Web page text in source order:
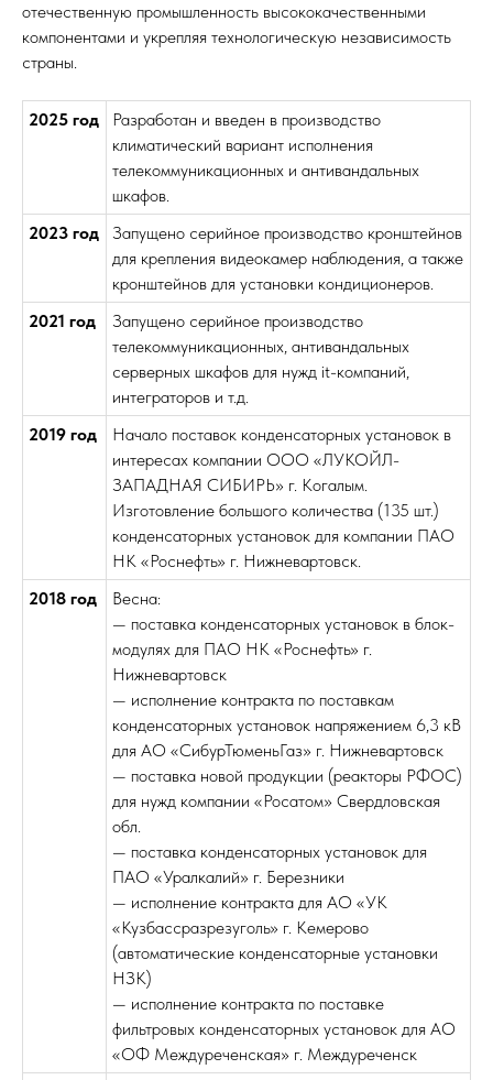
отечественную промышленность высококачественными
компонентами и укрепляя технологическую независимость
страны.
2025 год
Разработан и введен в производство
климатический вариант исполнения
телекоммуникационных и антивандальных
шкафов.
2023 год
Запущено серийное производство кронштейнов
для крепления видеокамер наблюдения, а также
кронштейнов для установки кондиционеров.
2021 год
Запущено серийное производство
телекоммуникационных, антивандальных
серверных шкафов для нужд it-компаний,
интеграторов и т.д.
2019 год
Начало поставок конденсаторных установок в
интересах компании ООО «ЛУКОЙЛ-
ЗАПАДНАЯ СИБИРЬ» г. Когалым.
Изготовление большого количества (135 шт.)
конденсаторных установок для компании ПАО
НК «Роснефть» г. Нижневартовск.
2018 год
Весна:
— поставка конденсаторных установок в блок-
модулях для ПАО НК «Роснефть» г.
Нижневартовск
— исполнение контракта по поставкам
конденсаторных установок напряжением 6,3 кВ
для АО «СибурТюменьГаз» г. Нижневартовск
— поставка новой продукции (реакторы РФОС)
для нужд компании «Росатом» Свердловская
обл.
— поставка конденсаторных установок для
ПАО «Уралкалий» г. Березники
— исполнение контракта для АО «УК
«Кузбассразрезуголь» г. Кемерово
(автоматические конденсаторные установки
НЗК)
— исполнение контракта по поставке
фильтровых конденсаторных установок для АО
«ОФ Междуреченская» г. Междуреченск